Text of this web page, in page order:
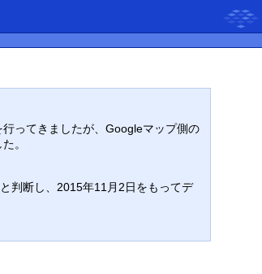
ってきましたが、Googleマップ側の
。
判断し、2015年11月2日をもってデ